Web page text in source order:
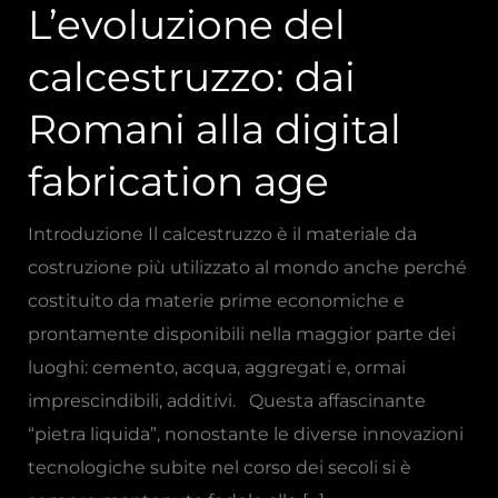
L’evoluzione del
calcestruzzo: dai
Romani alla digital
fabrication age
Introduzione Il calcestruzzo è il materiale da
costruzione più utilizzato al mondo anche perché
costituito da materie prime economiche e
prontamente disponibili nella maggior parte dei
luoghi: cemento, acqua, aggregati e, ormai
imprescindibili, additivi. Questa affascinante
“pietra liquida”, nonostante le diverse innovazioni
tecnologiche subite nel corso dei secoli si è
age